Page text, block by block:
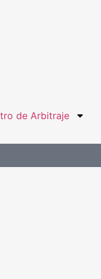
de Arbitraje